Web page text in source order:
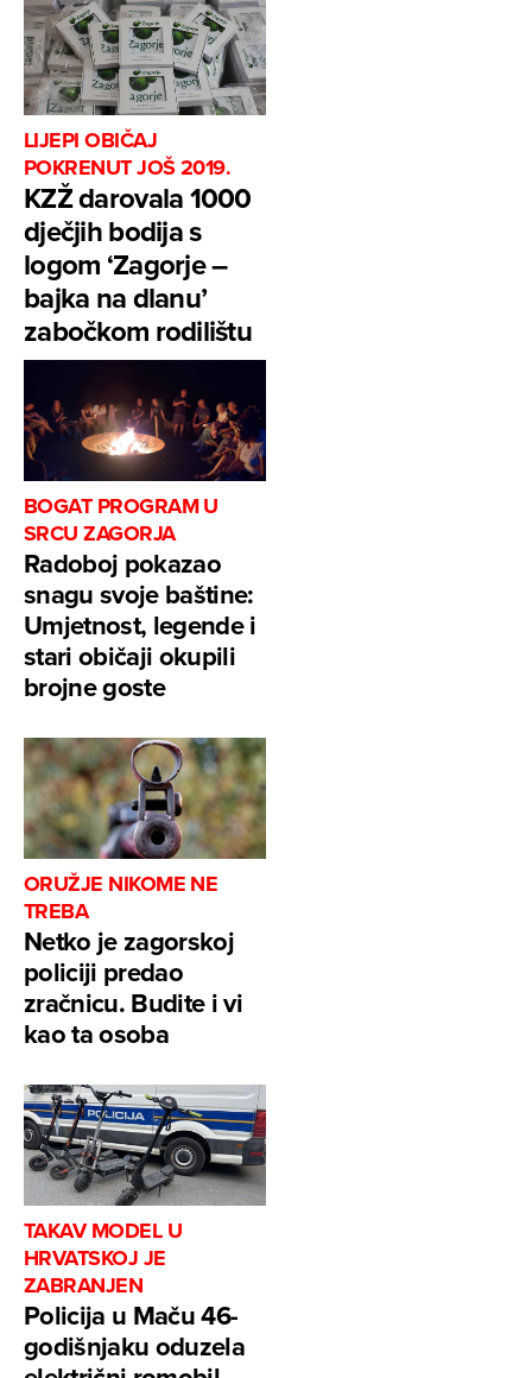
LIJEPI OBIČAJ
POKRENUT JOŠ 2019.
KZŽ darovala 1000
dječjih bodija s
logom ‘Zagorje –
bajka na dlanu’
zabočkom rodilištu
BOGAT PROGRAM U
SRCU ZAGORJA
Radoboj pokazao
snagu svoje baštine:
Umjetnost, legende i
stari običaji okupili
brojne goste
ORUŽJE NIKOME NE
TREBA
Netko je zagorskoj
policiji predao
zračnicu. Budite i vi
kao ta osoba
TAKAV MODEL U
HRVATSKOJ JE
ZABRANJEN
Policija u Maču 46-
godišnjaku oduzela